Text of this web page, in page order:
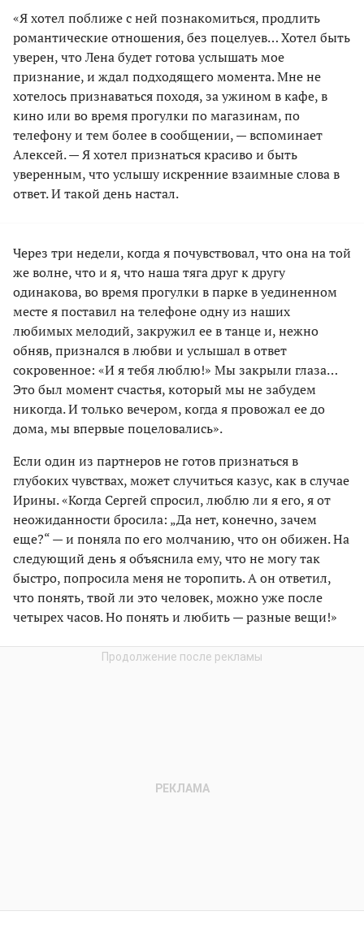
«Я хотел поближе с ней познакомиться, продлить
романтические отношения, без поцелуев… Хотел быть
уверен, что Лена будет готова услышать мое
признание, и ждал подходящего момента. Мне не
хотелось признаваться походя, за ужином в кафе, в
кино или во время прогулки по магазинам, по
телефону и тем более в сообщении, — вспоминает
Алексей. — Я хотел признаться красиво и быть
уверенным, что услышу искренние взаимные слова в
ответ. И такой день настал.
Через три недели, когда я почувствовал, что она на той
же волне, что и я, что наша тяга друг к другу
одинакова, во время прогулки в парке в уединенном
месте я поставил на телефоне одну из наших
любимых мелодий, закружил ее в танце и, нежно
обняв, признался в любви и услышал в ответ
сокровенное: «И я тебя люблю!» Мы закрыли глаза…
Это был момент счастья, который мы не забудем
никогда. И только вечером, когда я провожал ее до
дома, мы впервые поцеловались».
Если один из партнеров не готов признаться в
глубоких чувствах, может случиться казус, как в случае
Ирины. «Когда Сергей спросил, люблю ли я его, я от
неожиданности бросила: „Да нет, конечно, зачем
еще?“ — и поняла по его молчанию, что он обижен. На
следующий день я объяснила ему, что не могу так
быстро, попросила меня не торопить. А он ответил,
что понять, твой ли это человек, можно уже после
четырех часов. Но понять и любить — разные вещи!»